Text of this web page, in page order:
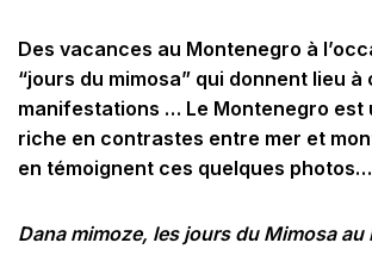
Des vacances au Montenegro à
“jours du mimosa” qui donnent lieu à
manifestations … Le Montenegro est
riche en contrastes entre mer et
en témoignent ces quelques photos…
Dana mimoze, les jours du Mimosa